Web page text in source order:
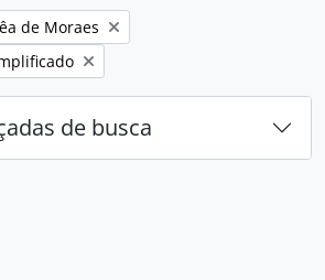
de Moraes
de busca